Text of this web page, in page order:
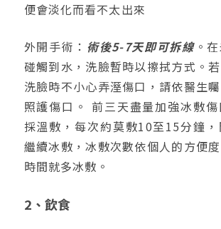
便會淡化而看不太出來
外開手術： 術後5-7天即可拆線。
碰觸到水，洗臉暫時以擦拭方式。若
洗臉時不小心弄溼傷口，請依醫生
照護傷口。 前三天盡量加強冰敷
採溫敷，每次約莫敷10至15分鐘
繼續冰敷，冰敷次數依個人的方便
時間就多冰敷。
2、飲食